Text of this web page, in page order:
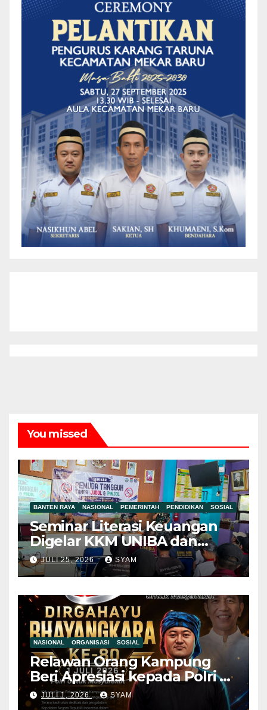
You missed
BANTEN RAYA NASIONAL PEMERINTAH PENDIDIKAN SOSIAL
Seminar Literasi Keuangan
Digelar KKM UNIBA dan
Pemdes Mekar Baru,
Pemuda Diajak Jauhi Judol
KKM UNIBA Ajak Pemuda
JULI 25, 2026 SYAM
NASIONAL ORGANISASI SOSIAL
Relawan Orang Kampung
Beri Apresiasi kepada Polri di
Hari Bhayangkara ke-80, Nilai
Sinergitas Penegakan
JULI 1, 2026 SYAM